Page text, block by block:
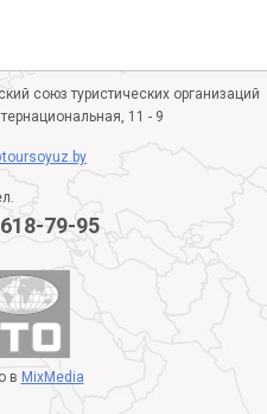
союз туристических организаций
11 - 9
79-95
в MixMedia